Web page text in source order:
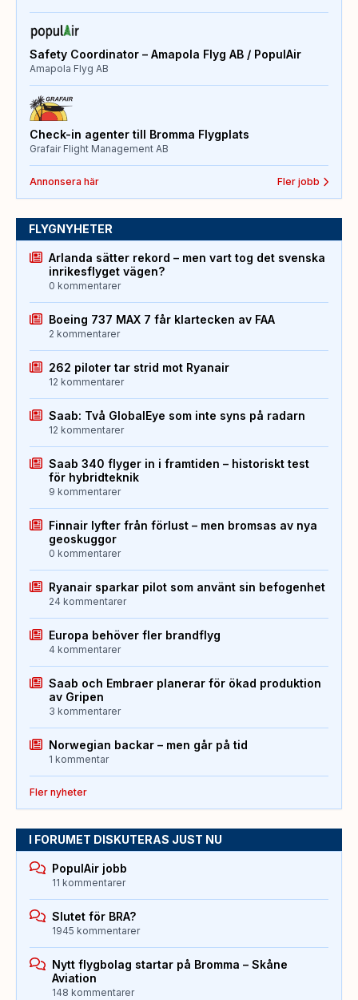
Safety Coordinator – Amapola Flyg AB / PopulAir
Amapola Flyg AB
Check-in agenter till Bromma Flygplats
Grafair Flight Management AB
Annonsera här Fler jobb
FLYGNYHETER
Arlanda sätter rekord – men vart tog det svenska
inrikesflyget vägen?
0 kommentarer
Boeing 737 MAX 7 får klartecken av FAA
2 kommentarer
262 piloter tar strid mot Ryanair
12 kommentarer
Saab: Två GlobalEye som inte syns på radarn
12 kommentarer
Saab 340 flyger in i framtiden – historiskt test
för hybridteknik
9 kommentarer
Finnair lyfter från förlust – men bromsas av nya
geoskuggor
0 kommentarer
Ryanair sparkar pilot som använt sin befogenhet
24 kommentarer
Europa behöver fler brandflyg
4 kommentarer
Saab och Embraer planerar för ökad produktion
av Gripen
3 kommentarer
Norwegian backar – men går på tid
1 kommentar
Fler nyheter
I FORUMET DISKUTERAS JUST NU
PopulAir jobb
11 kommentarer
Slutet för BRA?
1945 kommentarer
Nytt flygbolag startar på Bromma – Skåne
Aviation
148 kommentarer